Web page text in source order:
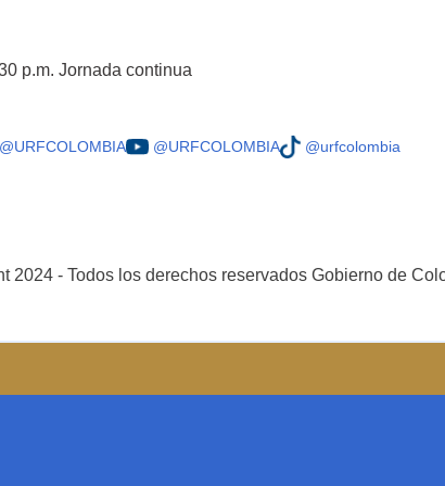
p.m. Jornada continua
@URFCOLOMBIA @URFCOLOMBIA @urfcolombia
2024 - Todos los derechos reservados Gobierno de